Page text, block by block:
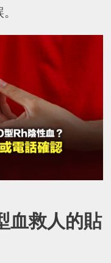
血救人的貼